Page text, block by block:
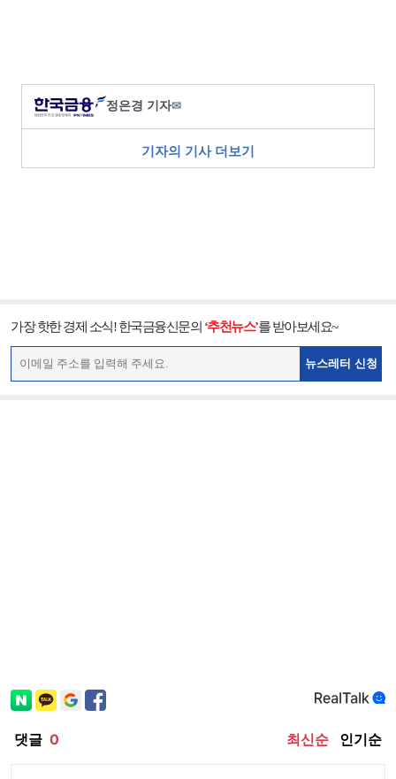
정은경 기자✉
기자의 기사 더보기
가장 핫한 경제 소식! 한국금융신문의 ‘추천뉴스’를 받아보세요~
뉴스레터 신청